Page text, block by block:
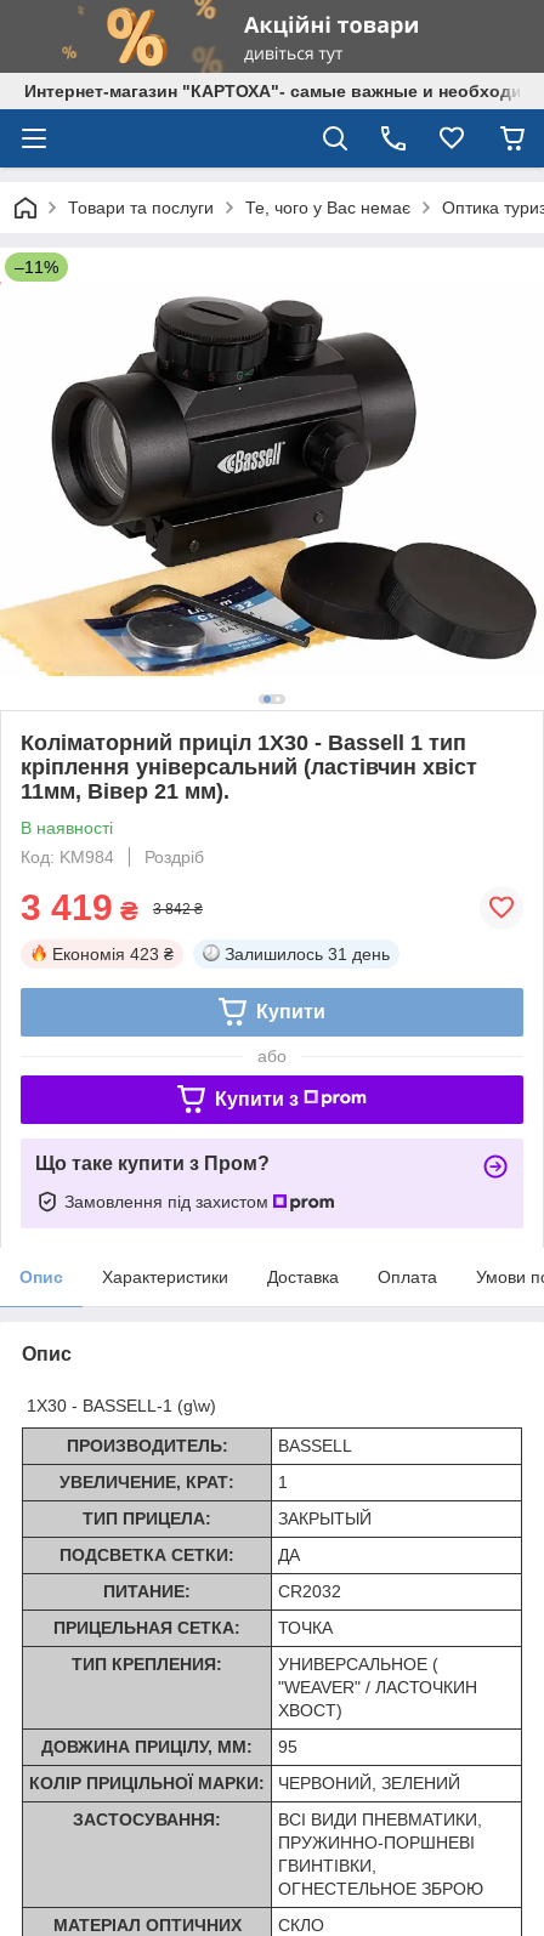
Интернет-магазин "КАРТОХА"- самые важные и
Товари та послуги Те, чого у Вас немає Оптика
–11%
Коліматорний приціл 1X30 - Bassell 1 тип
кріплення універсальний (ластівчин хвіст
11мм, Вівер 21 мм).
В наявності
Код: KM984
Роздріб
3 419 ₴ 3 842 ₴
Економія 423 ₴ Залишилось 31 день
Купити
або
Купити з
Що таке купити з Пром?
Замовлення під захистом
Опис Характеристики Доставка Оплата Умови
Опис
1X30 - BASSELL-1 (g\w)
ПРОИЗВОДИТЕЛЬ:
BASSELL
УВЕЛИЧЕНИЕ, КРАТ:
1
ТИП ПРИЦЕЛА:
ЗАКРЫТЫЙ
ПОДСВЕТКА СЕТКИ:
ДА
ПИТАНИЕ:
CR2032
ПРИЦЕЛЬНАЯ СЕТКА:
ТОЧКА
ТИП КРЕПЛЕНИЯ:
УНИВЕРСАЛЬНОЕ (
"WEAVER" / ЛАСТОЧКИН
ХВОСТ)
ДОВЖИНА ПРИЦІЛУ, ММ:
95
КОЛІР ПРИЦІЛЬНОЇ МАРКИ:
ЧЕРВОНИЙ, ЗЕЛЕНИЙ
ЗАСТОСУВАННЯ:
ВСІ ВИДИ ПНЕВМАТИКИ,
ПРУЖИННО-ПОРШНЕВІ
ГВИНТІВКИ,
ОГНЕСТЕЛЬНОЕ ЗБРОЮ
МАТЕРІАЛ ОПТИЧНИХ
СКЛО